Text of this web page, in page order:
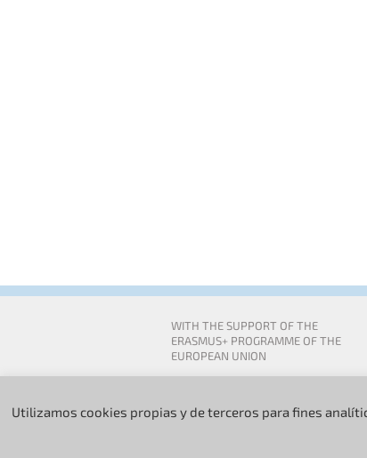
WITH THE SUPPORT OF THE
ERASMUS+ PROGRAMME OF THE
EUROPEAN UNION
Utilizamos cookies propias y de terceros para fines